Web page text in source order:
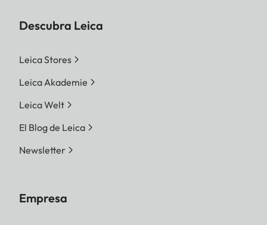
Descubra Leica
Leica Stores
Leica Akademie
Leica Welt
El Blog de Leica
Newsletter
Empresa